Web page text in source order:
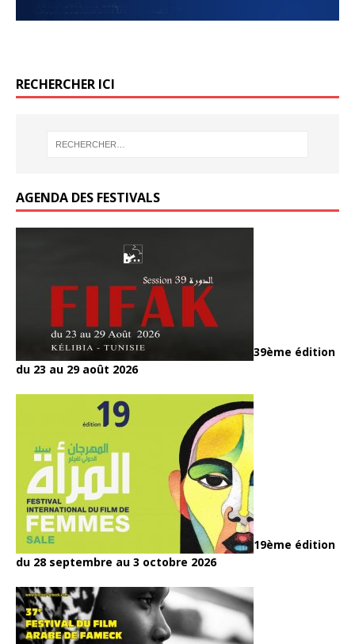
RECHERCHER ICI
AGENDA DES FESTIVALS
39ème édition
du 23 au 29 août 2026
19ème édition
du 28 septembre au 3 octobre 2026